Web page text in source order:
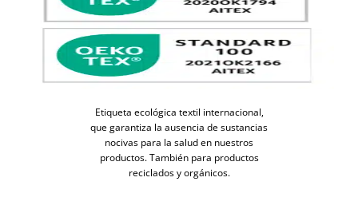
Etiqueta ecológica textil internacional,
que garantiza la ausencia de sustancias
nocivas para la salud en nuestros
productos. También para productos
reciclados y orgánicos.